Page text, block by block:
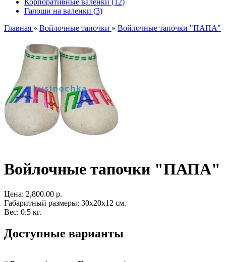
Корпоративные валенки (12)
Галоши на валенки (3)
Главная » Войлочные тапочки » Войлочные тапочки "ПАПА"
Войлочные тапочки "ПАПА"
Цена: 2,800.00 р.
Габаритный размеры: 30x20x12 см.
Вес: 0.5 кг.
Доступные варианты